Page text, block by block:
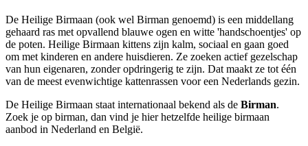
De Heilige Birmaan (ook wel Birman genoemd) is een middellang
gehaard ras met opvallend blauwe ogen en witte 'handschoentjes' op
de poten. Heilige Birmaan kittens zijn kalm, sociaal en gaan goed
om met kinderen en andere huisdieren. Ze zoeken actief gezelschap
van hun eigenaren, zonder opdringerig te zijn. Dat maakt ze tot één
van de meest evenwichtige kattenrassen voor een Nederlands gezin.
De Heilige Birmaan staat internationaal bekend als de Birman.
Zoek je op birman, dan vind je hier hetzelfde heilige birmaan
aanbod in Nederland en België.